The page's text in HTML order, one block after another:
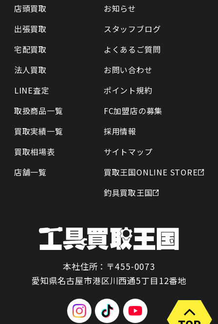
店頭買取
出張買取
宅配買取
法人買取
LINE査定
取扱商品一覧
買取実績一覧
買取相場表
店舗一覧
お知らせ
スタッフブログ
よくあるご質問
お問い合わせ
ポイント規約
FC加盟店の募集
採用情報
サイトマップ
買取王国ONLINE STORE
釣具買取王国
本社住所：〒455-0073
愛知県名古屋市港区川西通5丁目12番地